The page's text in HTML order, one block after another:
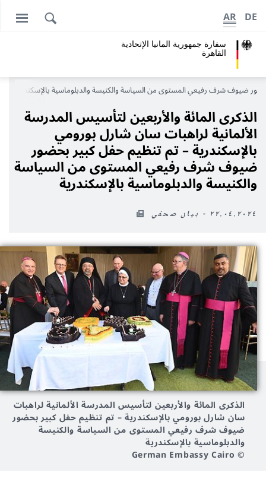
سفارة جمهورية المانيا اﻹتحادية
القاهرة
DE
AR
ضيوف شرف رفيعي المستوى من السياسة والكنيسة والدبلوماسية بالإسكندرية
الذكرى المائة والأربعين لتأسيس المدرسة
الألمانية لراهبات سان شارل بورومي
بالإسكندرية – تم تنظيم حفل كبير بحضور
ضيوف شرف رفيعي المستوى من السياسة
والكنيسة والدبلوماسية بالإسكندرية
٢٢.٠٤.٢٠٢٤ - بيان صحفي
الذكرى المائة والأربعين لتأسيس المدرسة الألمانية لراهبات
سان شارل بورومي بالإسكندرية – تم تنظيم حفل كبير بحضور
ضيوف شرف رفيعي المستوى من السياسة والكنيسة
والدبلوماسية بالإسكندرية
© German Embassy Cairo